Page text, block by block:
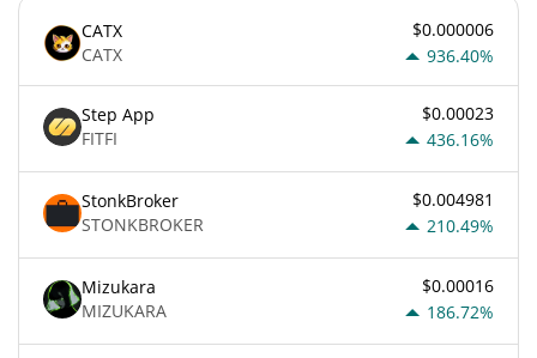
CATX
CATX
$0.000006
936.40%
Step App
FITFI
$0.00023
436.16%
StonkBroker
STONKBROKER
$0.004981
210.49%
Mizukara
MIZUKARA
$0.00016
186.72%